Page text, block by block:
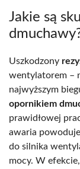
Jakie są
Uszkodzony
wentylatorem –
najwyższym
opornikiem
prawidłowej
awaria
do silnika
mocy. W efekcie,